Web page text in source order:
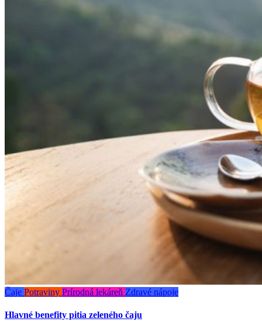
Čaje Potraviny Prírodná lekáreň Zdravé nápoje
Hlavné benefity pitia zeleného čaju